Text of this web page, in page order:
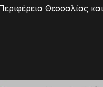
Θεσσαλίας